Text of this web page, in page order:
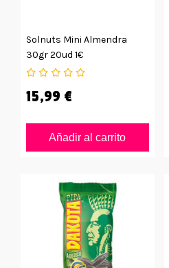
Solnuts Mini Almendra
30gr 20ud 1€
15,99 €
Añadir al carrito